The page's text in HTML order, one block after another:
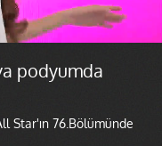
podyumda
Star'ın 76.Bölümünde